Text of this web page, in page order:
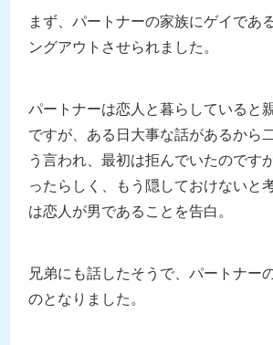
まず、パートナーの家族にゲイであ
ングアウトさせられました。
パートナーは恋人と暮らしていると
ですが、ある日大事な話があるから
う言われ、最初は拒んでいたのです
ったらしく、もう隠しておけないと
は恋人が男であることを告白。
兄弟にも話したそうで、パートナー
のとなりました。